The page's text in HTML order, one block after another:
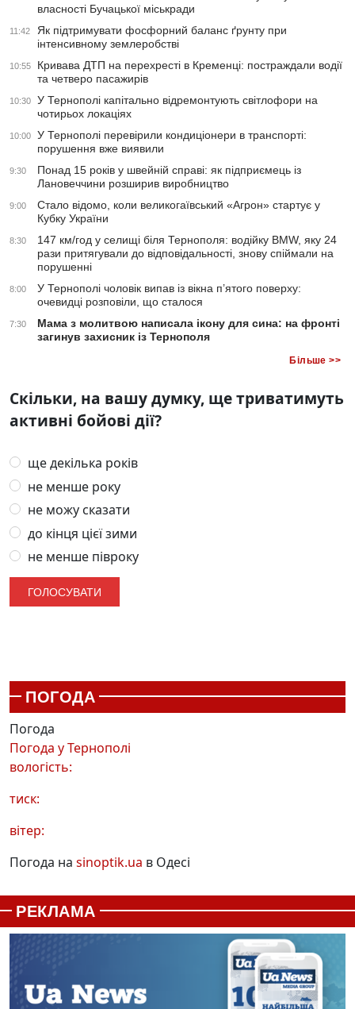
власності Бучацької міськради
11:42
Як підтримувати фосфорний баланс ґрунту при
інтенсивному землеробстві
10:55
Кривава ДТП на перехресті в Кременці: постраждали водії
та четверо пасажирів
10:30
У Тернополі капітально відремонтують світлофори на
чотирьох локаціях
10:00
У Тернополі перевірили кондиціонери в транспорті:
порушення вже виявили
9:30
Понад 15 років у швейній справі: як підприємець із
Лановеччини розширив виробництво
9:00
Стало відомо, коли великогаївський «Агрон» стартує у
Кубку України
8:30
147 км/год у селищі біля Тернополя: водійку BMW, яку 24
рази притягували до відповідальності, знову спіймали на
порушенні
8:00
У Тернополі чоловік випав із вікна п’ятого поверху:
очевидці розповіли, що сталося
7:30
Мама з молитвою написала ікону для сина: на фронті
загинув захисник із Тернополя
Більше >>
Скільки, на вашу думку, ще триватимуть
активні бойові дії?
ще декілька років
не менше року
не можу сказати
до кінця цієї зими
не менше півроку
ПОГОДА
Погода
Погода уТернополі
вологість:
тиск:
вітер:
Погода на sinoptik.ua в Одесі
РЕКЛАМА